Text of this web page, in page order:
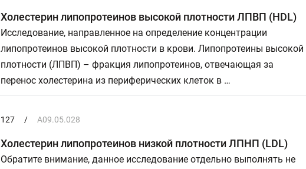
Холестерин липопротеинов высокой плотности ЛПВП (HDL)
Исследование, направленное на определение концентрации
липопротеинов высокой плотности в крови. Липопротеины высокой
плотности (ЛПВП) – фракция липопротеинов, отвечающая за
перенос холестерина из периферических клеток в …
127 / A09.05.028
Холестерин липопротеинов низкой плотности ЛПНП (LDL)
Обратите внимание, данное исследование отдельно выполнять не